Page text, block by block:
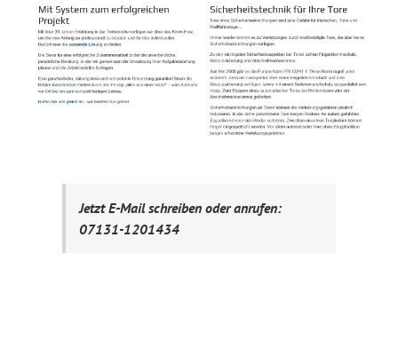
Jetzt E-Mail schreiben oder anrufen:
07131-1201434